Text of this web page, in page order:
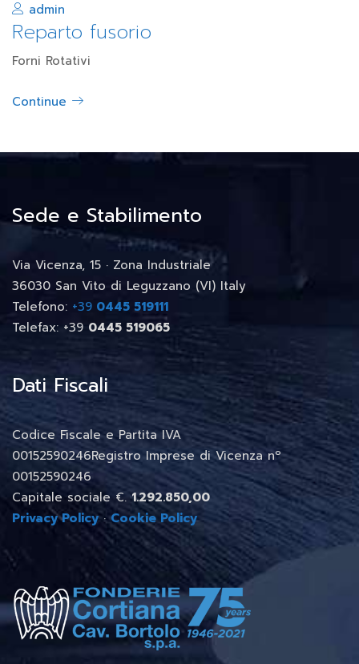
admin
Reparto fusorio
Forni Rotativi
Continue
Sede e Stabilimento
Via Vicenza, 15 · Zona Industriale
36030 San Vito di Leguzzano (VI) Italy
Telefono: +39 0445 519111
Telefax: +39 0445 519065
Dati Fiscali
Codice Fiscale e Partita IVA
00152590246Registro Imprese di Vicenza nº
00152590246
Capitale sociale €.1.292.850,00
Privacy Policy·Cookie Policy